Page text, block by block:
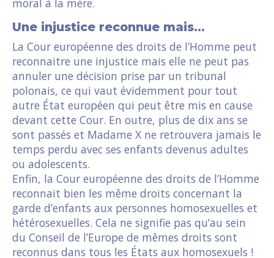
moral à la mère.
Une injustice reconnue mais…
La Cour européenne des droits de l’Homme peut
reconnaitre une injustice mais elle ne peut pas
annuler une décision prise par un tribunal
polonais, ce qui vaut évidemment pour tout
autre État européen qui peut être mis en cause
devant cette Cour. En outre, plus de dix ans se
sont passés et Madame X ne retrouvera jamais le
temps perdu avec ses enfants devenus adultes
ou adolescents.
Enfin, la Cour européenne des droits de l’Homme
reconnait bien les même droits concernant la
garde d’enfants aux personnes homosexuelles et
hétérosexuelles. Cela ne signifie pas qu’au sein
du Conseil de l’Europe de mêmes droits sont
reconnus dans tous les États aux homosexuels !